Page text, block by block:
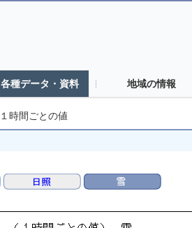
各種データ・資料 地域の情報
１時間ごとの値